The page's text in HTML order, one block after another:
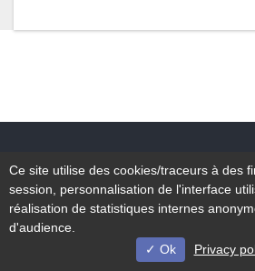
Accessibilità
Mappa del sito
Avviso legale
© Université de Lille -
Ce site utilise des cookies/traceurs à des
session, personnalisation de l'interface
réalisation de statistiques internes
d'audience.
Ok
Privacy